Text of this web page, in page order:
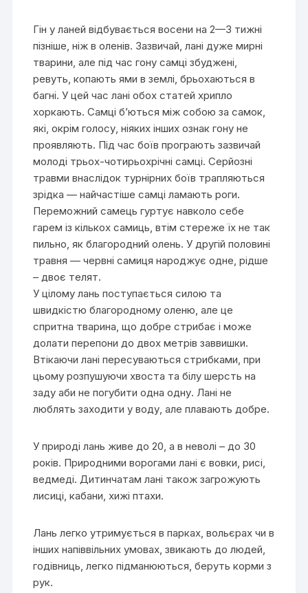
Гін у ланей відбувається восени на 2—3 тижні
пізніше, ніж в оленів. Зазвичай, лані дуже мирні
тварини, але під час гону самці збуджені,
ревуть, копають ями в землі, брьохаються в
багні. У цей час лані обох статей хрипло
хоркають. Самці б’ються між собою за самок,
які, окрім голосу, ніяких інших ознак гону не
проявляють. Під час боїв програють зазвичай
молоді трьох-чотирьохрічні самці. Серйозні
травми внаслідок турнірних боїв трапляються
зрідка — найчастіше самці ламають роги.
Переможний самець гуртує навколо себе
гарем із кількох самиць, втім стереже їх не так
пильно, як благородний олень. У другій половині
травня — червні самиця народжує одне, рідше
– двоє телят.
У цілому лань поступається силою та
швидкістю благородному оленю, але це
спритна тварина, що добре стрибає і може
долати перепони до двох метрів заввишки.
Втікаючи лані пересуваються стрибками, при
цьому розпушуючи хвоста та білу шерсть на
заду аби не погубити одна одну. Лані не
люблять заходити у воду, але плавають добре.
У природі лань живе до 20, а в неволі – до 30
років. Природними ворогами лані є вовки, рисі,
ведмеді. Дитинчатам лані також загрожують
лисиці, кабани, хижі птахи.
Лань легко утримується в парках, вольєрах чи в
інших напіввільних умовах, звикають до людей,
годівниць, легко підманюються, беруть корми з
рук.